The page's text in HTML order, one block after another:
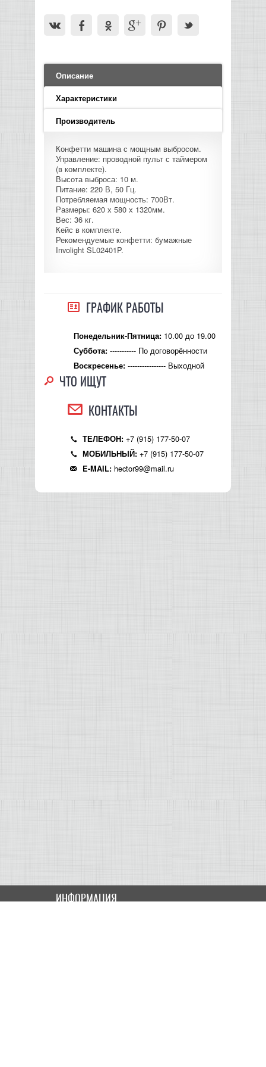
УСИЛИТЕЛИ
ЛИНЕЙНЫЕ МАССИВЫ
САБВУФЕРЫ ПАССИВНЫЕ
CD|DVD|FLASH|USB ПЛЕЕРЫ,
РЕКОРДЕРЫ
САБВУФЕРЫ АКТИВНЫЕ
КОМПЛЕКТУЮЩИЕ ДЛЯ
АКУСТИЧЕСКИХ СИСТЕМ
НАУШНИКИ
КОМБО ДЛЯ АКУСТИЧЕСКИХ ГИТАР
ГИТАРНЫЕ ПРИНАДЛЕЖНОСТИ
КЛАВИШНЫЕ КОМБО
СТОЙКИ ДЛЯ КЛАВИШНЫХ
ПРЕАМПЫ И МИКРОФОННЫЕ
ПРОЦЕССОРЫ
DJ НАУШНИКИ
СИСТЕМЫ ВИДЕО МОНТАЖА
ВИДЕО КОНВЕРТЕРЫ
ОРКЕСТРОВЫЕ УДАРНЫЕ
ПОПОЛНЕНИЕ СКЛАДА
ИНФОРМАЦИЯ
О МАГАЗИНЕ
КАК КУПИТЬ
ДОСТАВКА
ОПЛАТА
КОНТАКТЫ
Описание
Характеристики
Производитель
Конфетти машина с мощным выбросом.
Управление: проводной пульт с таймером
(в комплекте).
Высота выброса: 10 м.
Питание: 220 В, 50 Гц.
Потребляемая мощность: 700Вт.
Размеры: 620 х 580 х 1320мм.
Вес: 36 кг.
Кейс в комплекте.
Рекомендуемые конфетти: бумажные
Involight SL02401P.
ГРАФИК РАБОТЫ
Понедельник-Пятница: 10.00 до 19.00
Суббота: ----------- По договорённости
Воскресенье: ---------------- Выходной
ЧТО ИЩУТ
КОНТАКТЫ
ТЕЛЕФОН: +7 (915) 177-50-07
МОБИЛЬНЫЙ: +7 (915) 177-50-07
E-MAIL: hector99@mail.ru
ИНФОРМАЦИЯ